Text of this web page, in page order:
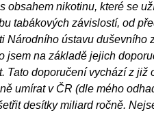
obsahem nikotinu, které se
tabákových závislostí, od
Národního ústavu duševního
jsem na základě jejich
Tato doporučení vychází z
umírat v ČR (dle mého
desítky miliard ročně.